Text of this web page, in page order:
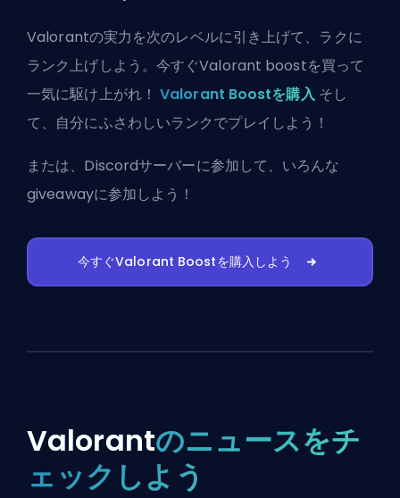
Valorantの実力を次のレベルに引き上げて、ラクに
ランク上げしよう。今すぐValorant boostを買って
一気に駆け上がれ！ Valorant Boostを購入そし
て、自分にふさわしいランクでプレイしよう！
または、 Discordサーバーに参加して、いろんな
giveawayに参加しよう！
今すぐValorant Boostを購入しよう
Valorantのニュースをチ
ェックしよう